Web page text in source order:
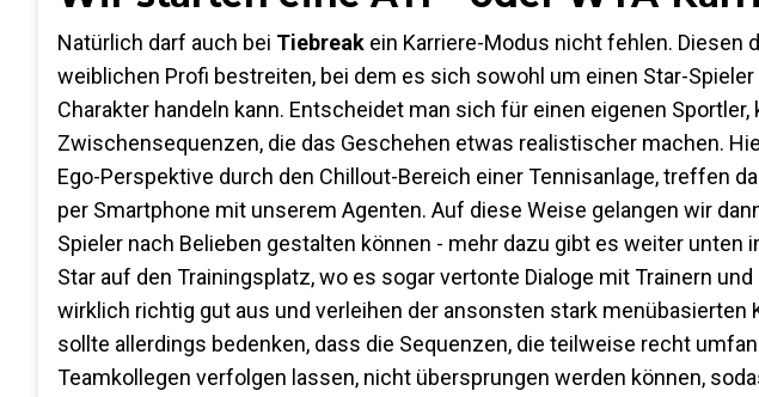
Natürlich darf auch bei Tiebreak ein Karriere-Modus nicht fehlen.
weiblichen Profi bestreiten, bei dem es sich sowohl um einen Star-
Charakter handeln kann. Entscheidet man sich für einen eigenen
Zwischensequenzen, die das Geschehen etwas realistischer machen.
Ego-Perspektive durch den Chillout-Bereich einer Tennisanlage, treffen
per Smartphone mit unserem Agenten. Auf diese Weise gelangen wir
Spieler nach Belieben gestalten können - mehr dazu gibt es weiter
Star auf den Trainingsplatz, wo es sogar vertonte Dialoge mit Trainern
wirklich richtig gut aus und verleihen der ansonsten stark menübasierten
sollte allerdings bedenken, dass die Sequenzen, die teilweise recht
Teamkollegen verfolgen lassen, nicht übersprungen werden können,